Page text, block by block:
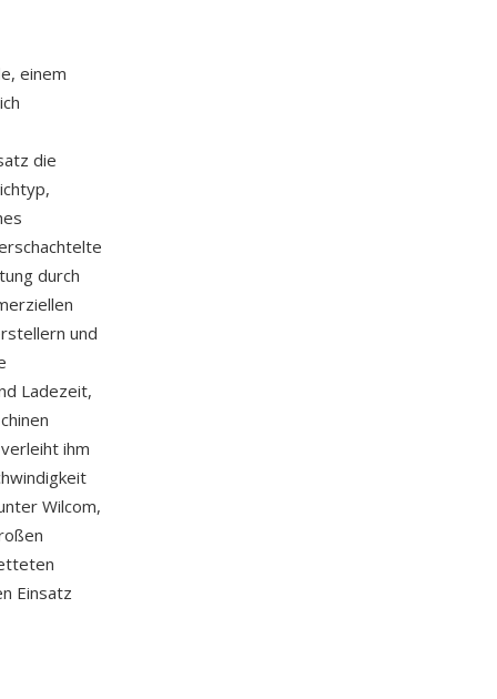
einem
die
durch
und
Ladezeit,
ihm
Wilcom,
Einsatz